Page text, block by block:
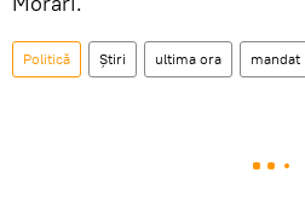
Politică Știri ultima ora mandat